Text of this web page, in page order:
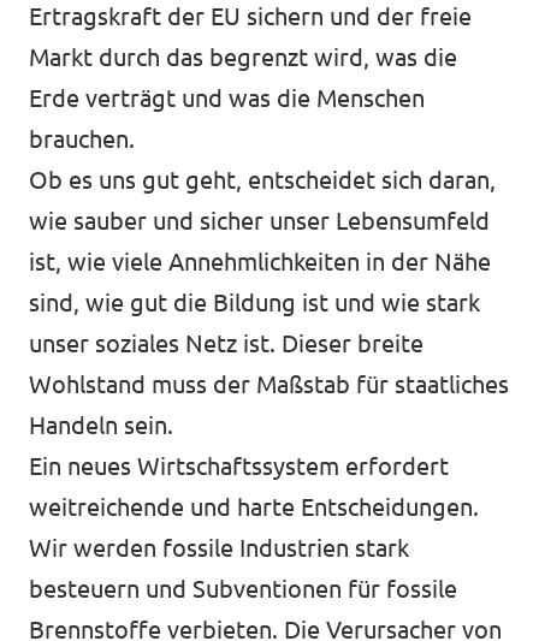
Ertragskraft der EU sichern und der freie
Markt durch das begrenzt wird, was die
Erde verträgt und was die Menschen
brauchen.
Ob es uns gut geht, entscheidet sich daran,
wie sauber und sicher unser Lebensumfeld
ist, wie viele Annehmlichkeiten in der Nähe
sind, wie gut die Bildung ist und wie stark
unser soziales Netz ist. Dieser breite
Wohlstand muss der Maßstab für staatliches
Handeln sein.
Ein neues Wirtschaftssystem erfordert
weitreichende und harte Entscheidungen.
Wir werden fossile Industrien stark
besteuern und Subventionen für fossile
Brennstoffe verbieten. Die Verursacher von